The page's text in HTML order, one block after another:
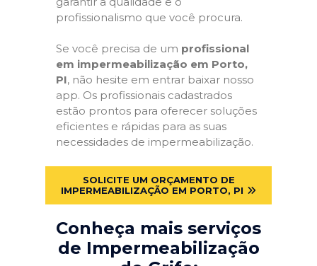
profissionalismo que você procura.
Se você precisa de um profissional
em impermeabilização em Porto,
PI, não hesite em entrar baixar nosso
app. Os profissionais cadastrados
estão prontos para oferecer soluções
eficientes e rápidas para as suas
necessidades de impermeabilização.
SOLICITE UM ORÇAMENTO DE
IMPERMEABILIZAÇÃO EM PORTO, PI
Conheça mais serviços
de Impermeabilização